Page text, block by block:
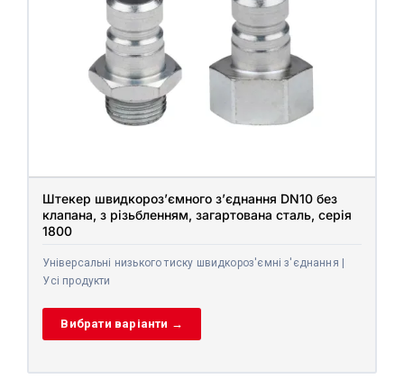
Штекер швидкороз’ємного з’єднання DN10 без
клапана, з різьбленням, загартована сталь, серія
1800
Універсальні низького тиску швидкороз'ємні з'єднання |
Усі продукти
Вибрати варіанти →